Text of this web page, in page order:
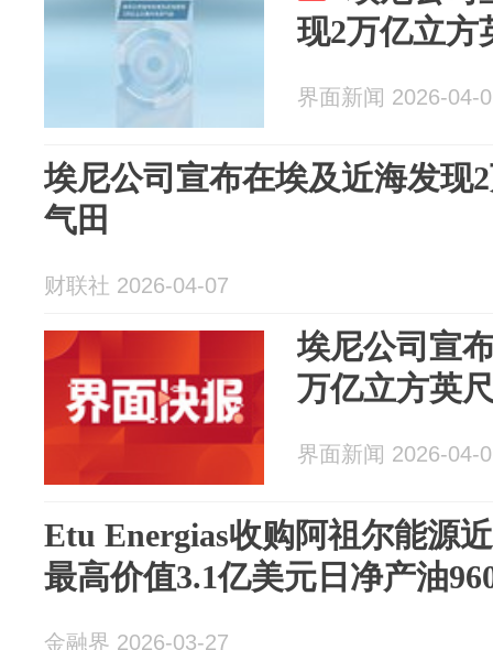
现2万亿立方
界面新闻 2026-04-
埃尼公司宣布在埃及近海发现
气田
财联社 2026-04-07
埃尼公司宣
万亿立方英
界面新闻 2026-04-
Etu Energias收购阿祖尔能源
最高价值3.1亿美元日净产油
金融界 2026-03-27